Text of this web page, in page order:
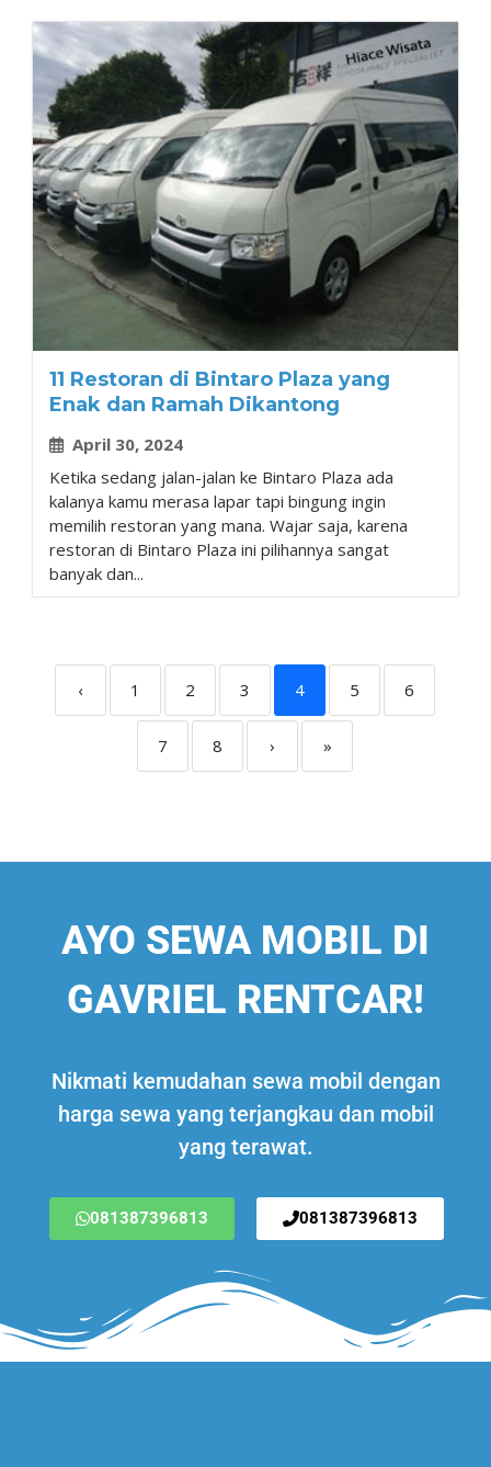
11 Restoran di Bintaro Plaza yang
Enak dan Ramah Dikantong
April 30, 2024
Ketika sedang jalan-jalan ke Bintaro Plaza ada
kalanya kamu merasa lapar tapi bingung ingin
memilih restoran yang mana. Wajar saja, karena
restoran di Bintaro Plaza ini pilihannya sangat
banyak dan...
‹ 1 2 3 4 5 6
7 8 › »
AYO SEWA MOBIL DI
GAVRIEL RENTCAR!
Nikmati kemudahan sewa mobil dengan
harga sewa yang terjangkau dan mobil
yang terawat.
081387396813 081387396813